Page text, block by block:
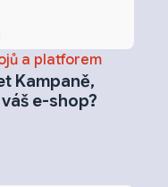
a platforem
Kampaně,
e-shop?